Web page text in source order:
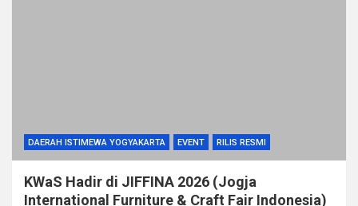
DAERAH ISTIMEWA YOGYAKARTA EVENT RILIS RESMI
KWaS Hadir di JIFFINA 2026 (Jogja
International Furniture & Craft Fair Indonesia)